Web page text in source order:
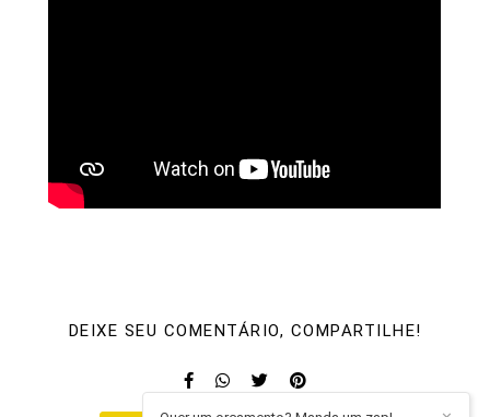
DEIXE SEU COMENTÁRIO, COMPARTILHE!